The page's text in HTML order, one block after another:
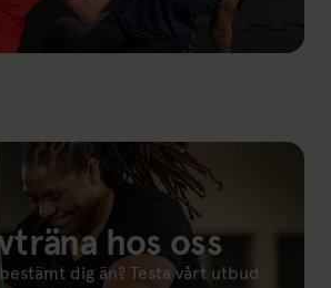
hos oss
dig än? Testa vårt utbud